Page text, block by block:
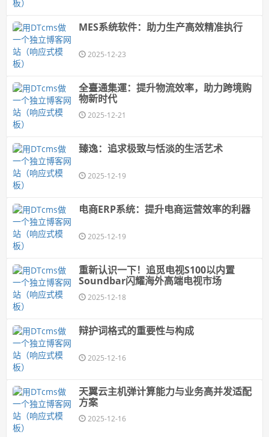
MES系统软件：助力生产高效精准执行
2025-12-23
全臺通集運：提升物流效率，助力跨境购
物新时代
2025-12-21
臻逸：追求极致与恬淡的生活艺术
2025-12-19
电商ERP系统：提升电商运营效率的利器
2025-12-19
重新认识一下！追觅电视S100以内置
Soundbar闪耀海外高端电视市场
2025-12-18
辩护词格式的重要性与构成
2025-12-16
天翼云主机弹计算能力与业务高并发适配
方案
2025-12-16